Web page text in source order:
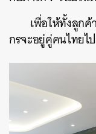
เพื่อให้ทั้งลูก
กรจะอยู่คู่คนไทยไ